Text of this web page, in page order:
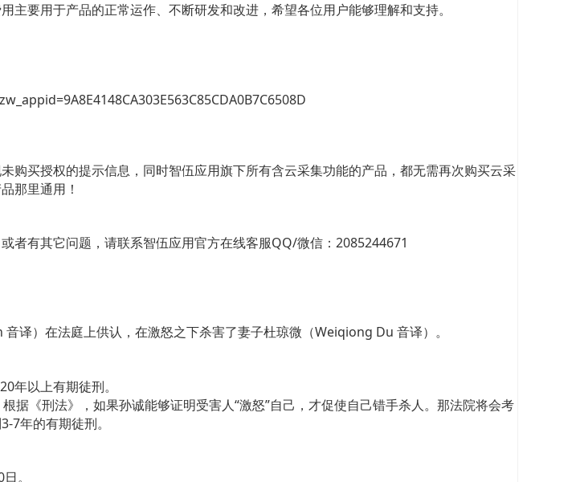
要用于产品的正常运作、不断研发和改进，希望各位用户能够理解和支持。
购买授权的提示信息，同时智伍应用旗下所有含云采集功能的产品，都无需再次购买云采
那里通用！
者有其它问题，请联系智伍应用官方在线客服QQ/微信：2085244671
译）在法庭上供认，在激怒之下杀害了妻子杜琼微（Weiqiong Du 音译）。
年以上有期徒刑。
据《刑法》，如果孙诚能够证明受害人“激怒”自己，才促使自己错手杀人。那法院将会考
7年的有期徒刑。
。